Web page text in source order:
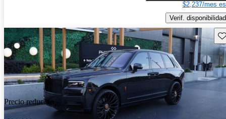
$2,237/mes
Verif. disponibilidad
Precio reducido